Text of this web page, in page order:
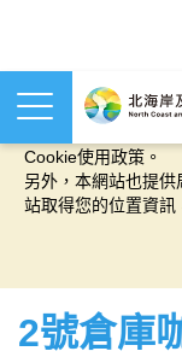
本網站使用cookies
Cookie使用政策。
另外，本網站也提
站取得您的位置資訊
2號倉庫